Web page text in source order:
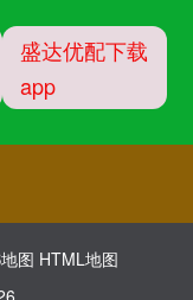
盛达优配下载
app
图 HTML地图